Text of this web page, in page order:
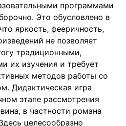
программами
Это обусловлено в
яркость, фееричность,
не позволяет
традиционными,
их изучения и требует
методов работы со
Дидактическая игра
этапе рассмотрения
в частности романа
целесообразно